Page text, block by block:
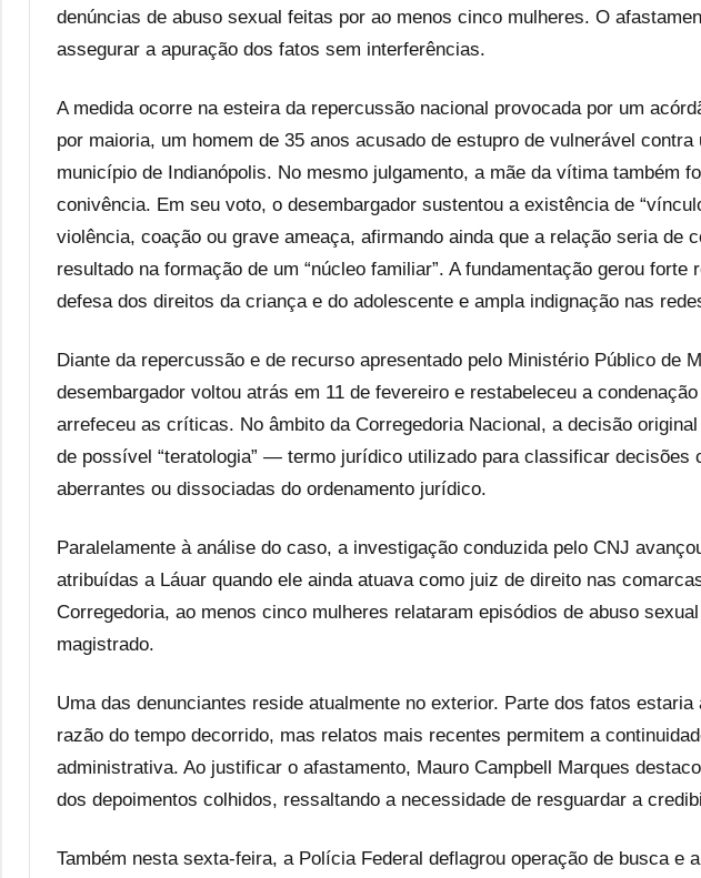
denúncias de abuso sexual feitas por ao menos cinco mulheres. O
assegurar a apuração dos fatos sem interferências.
A medida ocorre na esteira da repercussão nacional provocada por um
por maioria, um homem de 35 anos acusado de estupro de vulnerável
município de Indianópolis. No mesmo julgamento, a mãe da vítima também
conivência. Em seu voto, o desembargador sustentou a existência de
violência, coação ou grave ameaça, afirmando ainda que a relação seria de
resultado na formação de um “núcleo familiar”. A fundamentação gerou
defesa dos direitos da criança e do adolescente e ampla indignação nas
Diante da repercussão e de recurso apresentado pelo Ministério Público de
desembargador voltou atrás em 11 de fevereiro e restabeleceu a
arrefeceu as críticas. No âmbito da Corregedoria Nacional, a decisão
de possível “teratologia” — termo jurídico utilizado para classificar decisões
aberrantes ou dissociadas do ordenamento jurídico.
Paralelamente à análise do caso, a investigação conduzida pelo CNJ
atribuídas a Láuar quando ele ainda atuava como juiz de direito nas
Corregedoria, ao menos cinco mulheres relataram episódios de abuso
magistrado.
Uma das denunciantes reside atualmente no exterior. Parte dos fatos
razão do tempo decorrido, mas relatos mais recentes permitem a
administrativa. Ao justificar o afastamento, Mauro Campbell Marques
dos depoimentos colhidos, ressaltando a necessidade de resguardar a
Também nesta sexta-feira, a Polícia Federal deflagrou operação de busca e